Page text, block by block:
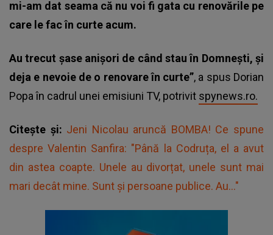
mi-am dat seama că nu voi fi gata cu renovările pe
care le fac în curte acum.
Au trecut șase anișori de când stau în Domnești, și
deja e nevoie de o renovare în curte”, a spus Dorian
Popa în cadrul unei emisiuni TV, potrivit spynews.ro.
Citește și: Jeni Nicolau aruncă BOMBA! Ce spune
despre Valentin Sanfira: "Până la Codruța, el a avut
din astea coapte. Unele au divorțat, unele sunt mai
mari decât mine. Sunt și persoane publice. Au..."